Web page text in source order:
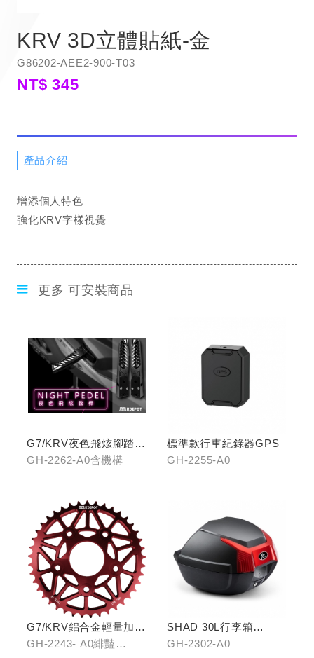
KRV 3D立體貼紙-金
G86202-AEE2-900-T03
NT$ 345
產品介紹
增添個人特色
強化KRV字樣視覺
更多 可安裝商品
G7/KRV夜色飛炫腳踏
(含機構LHJ8)
GH-2262-A0含機構
標準款行車紀錄器GPS
GH-2255-A0
G7/KRV鋁合金輕量加大
齒盤42T
GH-2243- A0緋豔
SHAD 30L行李箱
(KYMCO專屬款)
GH-2302-A0